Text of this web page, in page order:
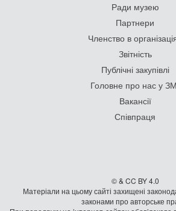
Ради музею
Партнери
Членство в
Звітність
Публічні закупівлі
Головне про нас у
Вакансії
Співпраця
© & CC BY 4.0
Матеріали на цьому сайті захищені
законами про авторське